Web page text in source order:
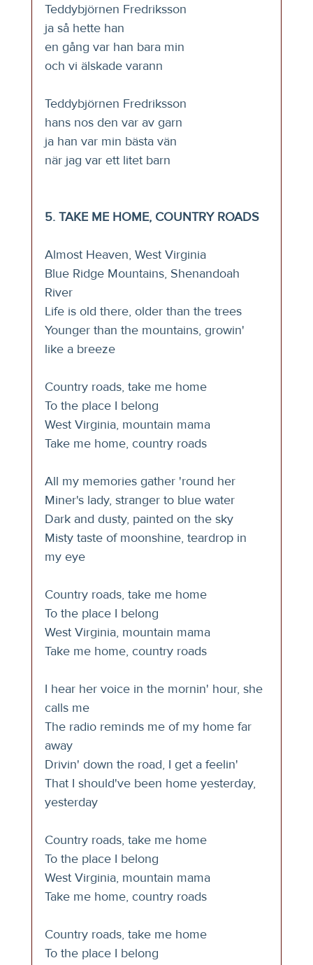
Teddybjörnen Fredriksson
ja så hette han
en gång var han bara min
och vi älskade varann
Teddybjörnen Fredriksson
hans nos den var av garn
ja han var min bästa vän
när jag var ett litet barn
5. TAKE ME HOME, COUNTRY ROADS
Almost Heaven, West Virginia
Blue Ridge Mountains, Shenandoah
River
Life is old there, older than the trees
Younger than the mountains, growin'
like a breeze
Country roads, take me home
To the place I belong
West Virginia, mountain mama
Take me home, country roads
All my memories gather 'round her
Miner's lady, stranger to blue water
Dark and dusty, painted on the sky
Misty taste of moonshine, teardrop in
my eye
Country roads, take me home
To the place I belong
West Virginia, mountain mama
Take me home, country roads
I hear her voice in the mornin' hour, she
calls me
The radio reminds me of my home far
away
Drivin' down the road, I get a feelin'
That I should've been home yesterday,
yesterday
Country roads, take me home
To the place I belong
West Virginia, mountain mama
Take me home, country roads
Country roads, take me home
To the place I belong